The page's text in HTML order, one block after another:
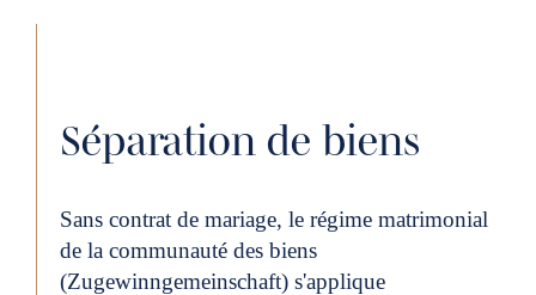
Séparation de biens
Sans contrat de mariage, le régime matrimonial
de la communauté des biens
(Zugewinngemeinschaft) s'applique